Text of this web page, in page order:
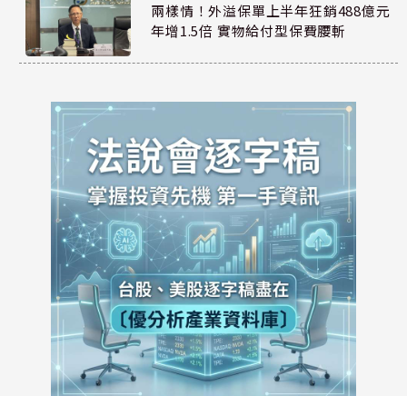
兩樣情！外溢保單上半年狂銷488億元
年增1.5倍 實物給付型保費腰斬